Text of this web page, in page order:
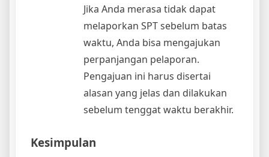
Jika Anda merasa tidak dapat
melaporkan SPT sebelum batas
waktu, Anda bisa mengajukan
perpanjangan pelaporan.
Pengajuan ini harus disertai
alasan yang jelas dan dilakukan
sebelum tenggat waktu berakhir.
Kesimpulan